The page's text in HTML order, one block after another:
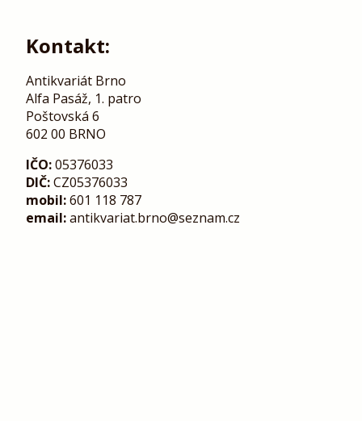
Kontakt:
Antikvariát Brno
Alfa Pasáž, 1. patro
Poštovská 6
602 00 BRNO
IČO:05376033
DIČ:CZ05376033
mobil:601 118 787
email:antikvariat.brno@seznam.cz